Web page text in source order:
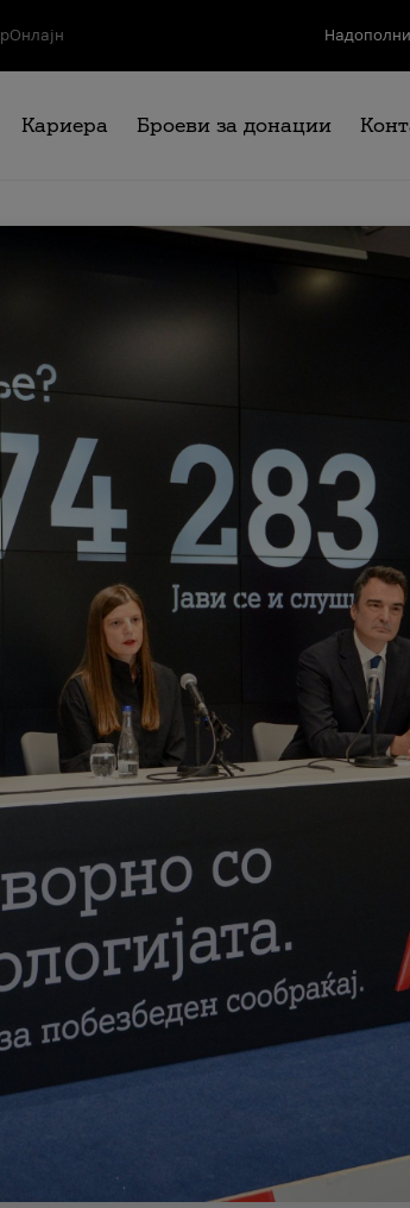
Кариера Броеви за донации